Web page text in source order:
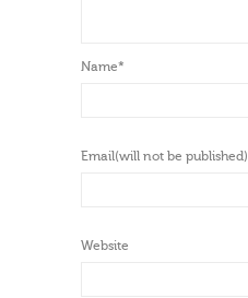
Name*
Email(will not be published)
Website